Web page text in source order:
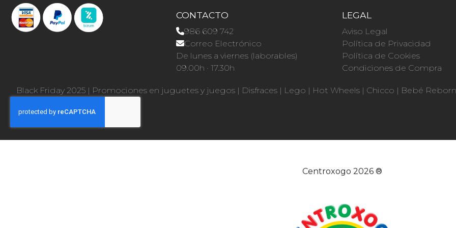
CONTACTO
986 609 742
Correo Electrónico
De lunes a viernes (laborables)
09.00h · 17.30h
LEGAL
Aviso Legal
Política de Privacidad
Política de Cookies
Condiciones de Compra
Black Friday 2025 | Promociones en juguetes y juegos | Disfraces | Lego | Hot Wheels | Chicco | Bebé Reborn
Centroxogo 2026 ®